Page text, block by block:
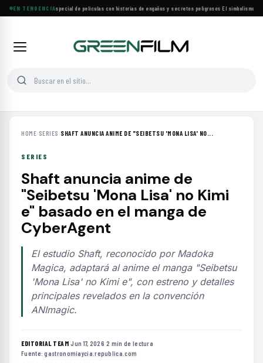
EN TENDENCIA
Lifetime estrena especial de películas con historias de engaños y secretos peligrosos·El simbolismo de
HOME› SERIES ›SHAFT ANUNCIA ANIME DE "SEIBETSU 'MONA LISA' NO...
SERIES
Shaft anuncia anime de
"Seibetsu 'Mona Lisa' no Kimi
e" basado en el manga de
CyberAgent
El estudio Shaft, reconocido por Madoka
Magica, adaptará al anime el manga "Seibetsu
'Mona Lisa' no Kimi e", con estreno y detalles
principales revelados en la convención
ANImagic.
EDITORIAL TEAM·Jun 17, 2026·2 min de lectura·
Fuente:gastronomiaycia.republica.com